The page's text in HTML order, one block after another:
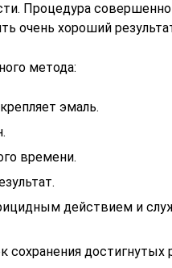
Процедура
очень хороший
метода:
эмаль.
времени.
действием и
сохранения достигнутых